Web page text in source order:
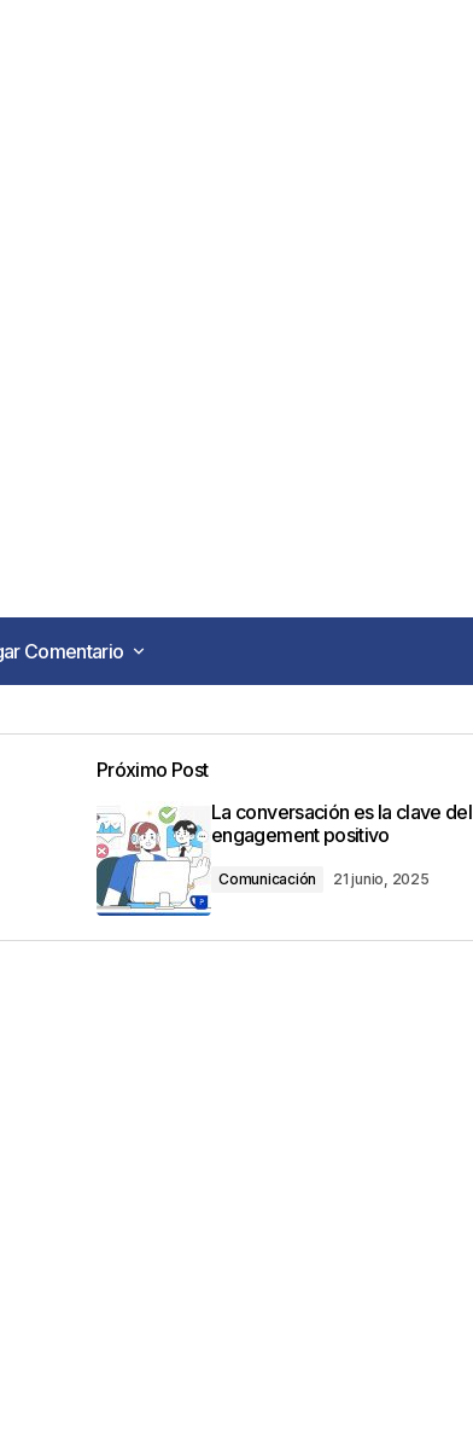
Comentario
Comentario
Los campos obligatorios están marcados
Próximo Post
La conversación es la clave del
engagement positivo
Comunicación 21 junio, 2025